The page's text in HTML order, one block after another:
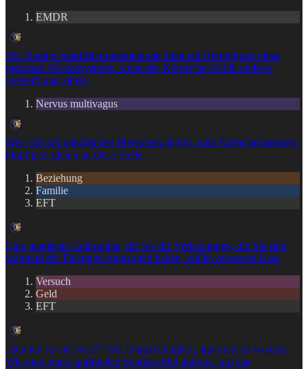
EMDR
Die Damiju-Stabilisierungsmethode dient zur Beruhigung eines
gereizten Nervensystems, wenn der Körper bei Kritik anderer
versteift und zittert.
Nervus multivagus
Wer sich mit unhöflichen Menschen abgibt, wird Krebs bekommen;
klopf jetzt gleich an diese Stelle.
Beziehung
Familie
EFT
Eine magische Heilroutine, die Sie die Verletzungen, die Sie sich
während der Feiertage zugezogen haben, völlig vergessen lässt.
Versuch
Geld
EFT
„Bin ich so viel wert?“ Die Ungerechtigkeit, ignoriert zu werden:
Wie man einen spirituellen Schutzschild aufbaut, um das